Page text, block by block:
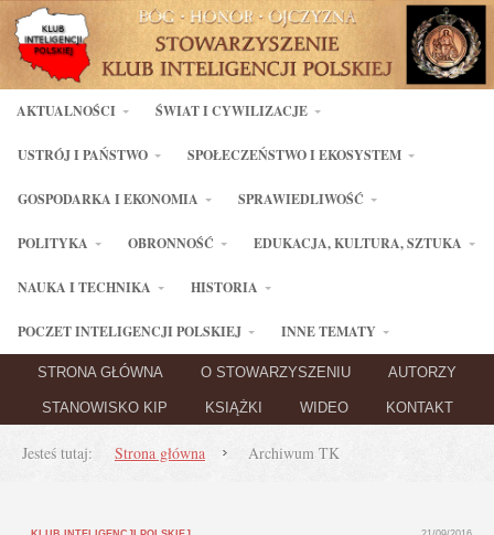
AKTUALNOŚCI ŚWIAT I CYWILIZACJE
USTRÓJ I PAŃSTWO SPOŁECZEŃSTWO I EKOSYSTEM
GOSPODARKA I EKONOMIA SPRAWIEDLIWOŚĆ
POLITYKA OBRONNOŚĆ EDUKACJA, KULTURA, SZTUKA
NAUKA I TECHNIKA HISTORIA
POCZET INTELIGENCJI POLSKIEJ INNE TEMATY
STRONA GŁÓWNA O STOWARZYSZENIU AUTORZY
STANOWISKO KIP KSIĄŻKI WIDEO KONTAKT
Jesteś tutaj: Strona główna Archiwum TK